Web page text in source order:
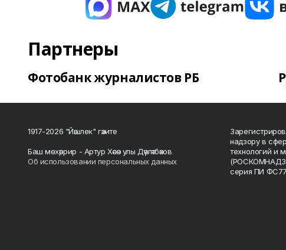
Партнеры
Фотобанк журналистов РБ
1917-2026 "Йәшлек" гәзите
Баш мөхәррир - Артур Хәсән улы Дәүләтбәков
Об использовании персональных данных
надзору в
технологий и
серия ПИ